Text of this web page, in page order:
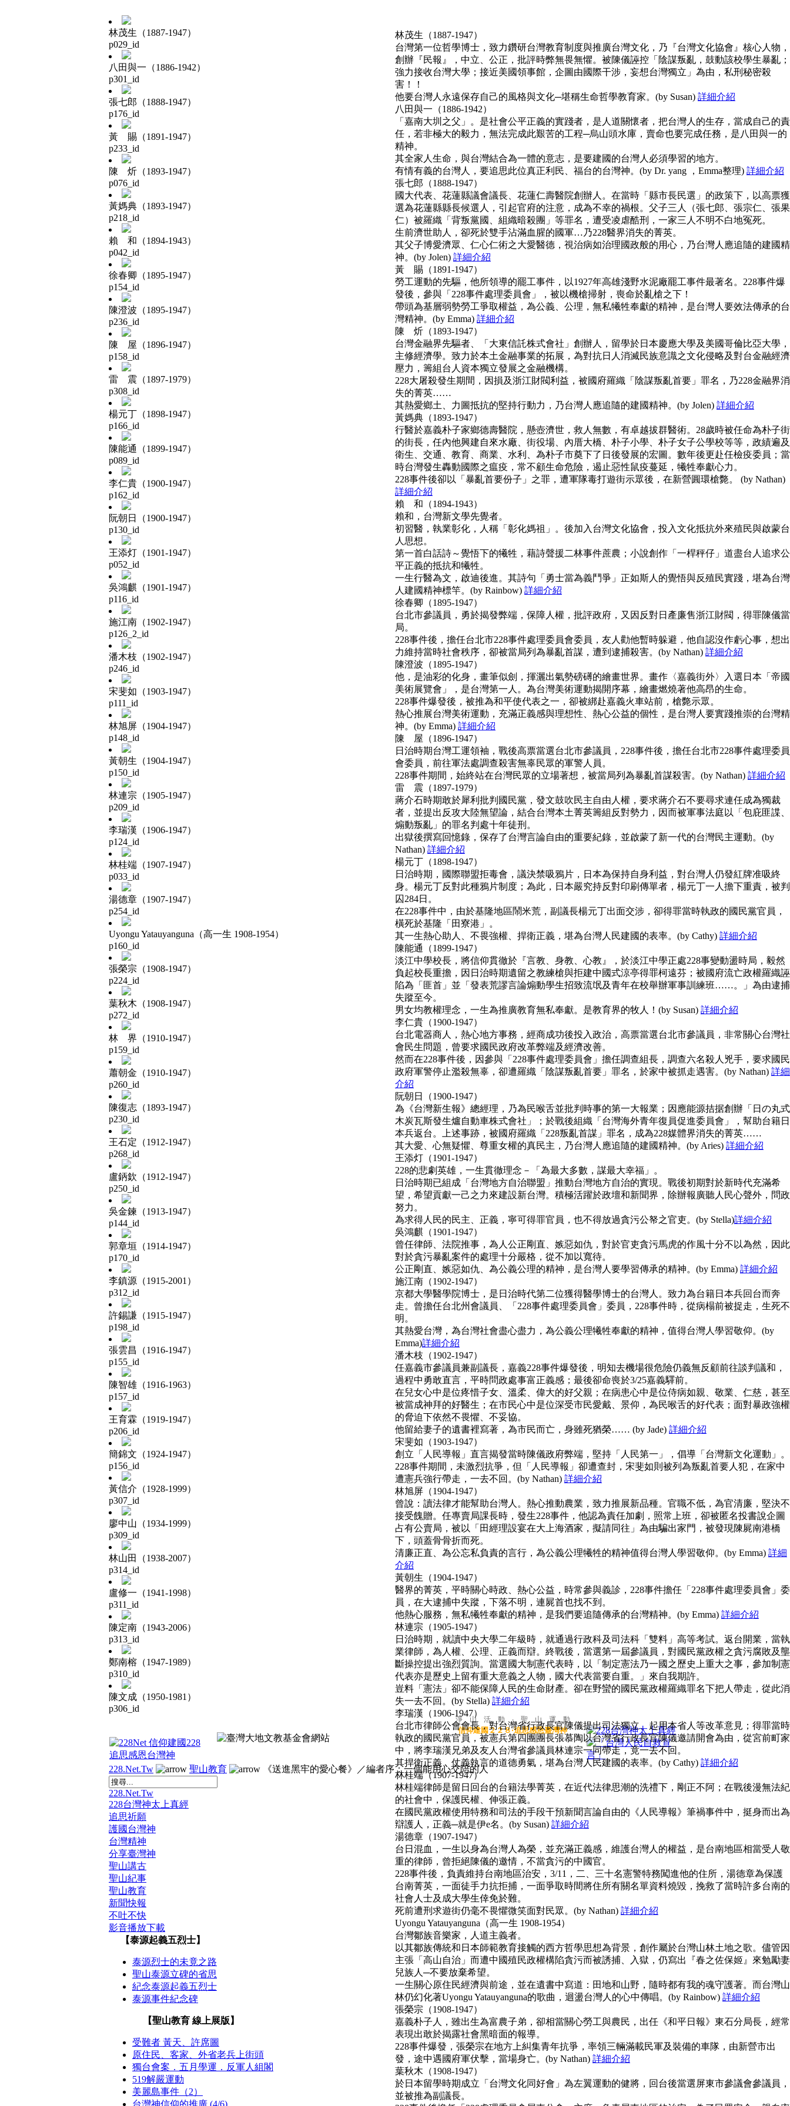
林茂生（1887-1947）
台灣第一位哲學博士，致力鑽研台灣教育制度與推廣台灣文化，乃『台灣文化協會』核心人物，
創辦『民報』，中立、公正，批評時弊無畏無懼。被陳儀誣控「陰謀叛亂，鼓動該校學生暴亂；
強力接收台灣大學；接近美國領事館，企圖由國際干涉，妄想台灣獨立」為由，私刑秘密殺
害！！
他要台灣人永遠保存自己的風格與文化─堪稱生命哲學教育家。(by Susan) 詳細介紹
八田與一（1886-1942）
「嘉南大圳之父」。是社會公平正義的實踐者，是人道關懷者，把台灣人的生存，當成自己的責
任，若非極大的毅力，無法完成此艱苦的工程─烏山頭水庫，賣命也要完成任務，是八田與一的
精神。
其全家人生命，與台灣結合為一體的意志，是要建國的台灣人必須學習的地方。
有情有義的台灣人，要追思此位真正利民、福台的台灣神。(by Dr. yang ，Emma整理) 詳細介紹
張七郎（1888-1947）
國大代表、花蓮縣議會議長、花蓮仁壽醫院創辦人。在當時「縣市長民選」的政策下，以高票獲
選為花蓮縣縣長候選人，引起官府的注意，成為不幸的禍根。父子三人（張七郎、張宗仁、張果
仁）被羅織「背叛黨國、組織暗殺團」等罪名，遭受凌虐酷刑，一家三人不明不白地冤死。
生前濟世助人，卻死於雙手沾滿血腥的國軍…乃228醫界消失的菁英。
其父子博愛濟眾、仁心仁術之大愛醫德，視治病如治理國政般的用心，乃台灣人應追隨的建國精
神。(by Jolen) 詳細介紹
黃 賜（1891-1947）
勞工運動的先驅，他所領導的罷工事件，以1927年高雄淺野水泥廠罷工事件最著名。228事件爆
發後，參與「228事件處理委員會」，被以機槍掃射，喪命於亂槍之下！
帶頭為基層弱勢勞工爭取權益，為公義、公理，無私犧牲奉獻的精神，是台灣人要效法傳承的台
灣精神。(by Emma) 詳細介紹
陳 炘（1893-1947）
台灣金融界先驅者、「大東信託株式會社」創辦人，留學於日本慶應大學及美國哥倫比亞大學，
主修經濟學。致力於本土金融事業的拓展，為對抗日人消滅民族意識之文化侵略及對台金融經濟
壓力，籌組台人資本獨立發展之金融機構。
228大屠殺發生期間，因損及浙江財閥利益，被國府羅織「陰謀叛亂首要」罪名，乃228金融界消
失的菁英……
其熱愛鄉土、力圖抵抗的堅持行動力，乃台灣人應追隨的建國精神。(by Jolen) 詳細介紹
黃媽典（1893-1947）
行醫於嘉義朴子家鄉德壽醫院，懸壺濟世，救人無數，有卓越拔群醫術。28歲時被任命為朴子街
的街長，任內他興建自來水廠、街役場、內厝大橋、朴子小學、朴子女子公學校等等，政績遍及
衛生、交通、教育、商業、水利、為朴子市奠下了日後發展的宏圖。數年後更赴任檢疫委員；當
時台灣發生轟動國際之瘟疫，常不顧生命危險，遏止惡性鼠疫蔓延，犧牲奉獻心力。
228事件後卻以「暴亂首要份子」之罪，遭軍隊毒打遊街示眾後，在新營圓環槍斃。 (by Nathan)
詳細介紹
賴 和（1894-1943）
賴和，台灣新文學先覺者。
初習醫，執業彰化，人稱「彰化媽祖」。後加入台灣文化協會，投入文化抵抗外來殖民與啟蒙台
人思想。
第一首白話詩～覺悟下的犧牲，藉詩聲援二林事件蔗農；小說創作「一桿秤仔」道盡台人追求公
平正義的抵抗和犧牲。
一生行醫為文，啟迪後進。其詩句「勇士當為義鬥爭」正如斯人的覺悟與反殖民實踐，堪為台灣
人建國精神標竿。(by Rainbow) 詳細介紹
徐春卿（1895-1947）
台北市參議員，勇於揭發弊端，保障人權，批評政府，又因反對日產廉售浙江財閥，得罪陳儀當
局。
228事件後，擔任台北市228事件處理委員會委員，友人勸他暫時躲避，他自認沒作虧心事，想出
力維持當時社會秩序，卻被當局列為暴亂首謀，遭到逮捕殺害。(by Nathan) 詳細介紹
陳澄波（1895-1947）
他，是油彩的化身，畫筆似劍，揮灑出氣勢磅礡的繪畫世界。畫作〈嘉義街外〉入選日本「帝國
美術展覽會」，是台灣第一人。為台灣美術運動揭開序幕，繪畫燃燒著他高昂的生命。
228事件爆發後，被推為和平使代表之一，卻被綁赴嘉義火車站前，槍斃示眾。
熱心推展台灣美術運動，充滿正義感與理想性、熱心公益的個性，是台灣人要實踐推崇的台灣精
神。(by Emma) 詳細介紹
陳 屋（1896-1947）
日治時期台灣工運領袖，戰後高票當選台北市參議員，228事件後，擔任台北市228事件處理委員
會委員，前往軍法處調查殺害無辜民眾的軍警人員。
228事件期間，始終站在台灣民眾的立場著想，被當局列為暴亂首謀殺害。(by Nathan) 詳細介紹
雷 震（1897-1979）
蔣介石時期敢於犀利批判國民黨，發文鼓吹民主自由人權，要求蔣介石不要尋求連任成為獨裁
者，並提出反攻大陸無望論，結合台灣本土菁英籌組反對勢力，因而被軍事法庭以「包庇匪諜、
煽動叛亂」的罪名判處十年徒刑。
出獄後撰寫回憶錄，保存了台灣言論自由的重要紀錄，並啟蒙了新一代的台灣民主運動。(by
Nathan) 詳細介紹
楊元丁（1898-1947）
日治時期，國際聯盟拒毒會，議決禁吸鴉片，日本為保持自身利益，對台灣人仍發紅牌准吸終
身。楊元丁反對此種鴉片制度；為此，日本嚴究持反對印刷傳單者，楊元丁一人擔下重責，被判
囚284日。
在228事件中，由於基隆地區鬧米荒，副議長楊元丁出面交涉，卻得罪當時執政的國民黨官員，
橫死於基隆「田寮港」。
其一生熱心助人、不畏強權、捍衛正義，堪為台灣人民建國的表率。(by Cathy) 詳細介紹
陳能通（1899-1947）
淡江中學校長，將信仰貫徹於『言教、身教、心教』，於淡江中學正處228事變動盪時局，毅然
負起校長重擔，因日治時期遺留之教練槍與拒建中國式涼亭得罪柯遠芬；被國府流亡政權羅織誣
陷為「匪首」並「發表荒謬言論煽動學生招致流氓及青年在校舉辦軍事訓練班……。」為由逮捕
失蹤至今。
男女均教權理念，一生為推廣教育無私奉獻。是教育界的牧人！(by Susan) 詳細介紹
李仁貴（1900-1947）
台北電器商人，熱心地方事務，經商成功後投入政治，高票當選台北市參議員，非常關心台灣社
會民生問題，曾要求國民政府改革弊端及經濟改善。
然而在228事件後，因參與「228事件處理委員會」擔任調查組長，調查六名殺人兇手，要求國民
政府軍警停止濫殺無辜，卻遭羅織「陰謀叛亂首要」罪名，於家中被抓走遇害。(by Nathan) 詳細
介紹
阮朝日（1900-1947）
為《台灣新生報》總經理，乃為民喉舌並批判時事的第一大報業；因應能源拮据創辦「日の丸式
木炭瓦斯發生爐自動車株式會社」；於戰後組織「台灣海外青年復員促進委員會」，幫助台籍日
本兵返台。上述事跡，被國府羅織「228叛亂首謀」罪名，成為228媒體界消失的菁英……
其大愛、心無疑懼、尊重女權的真民主，乃台灣人應追隨的建國精神。(by Aries) 詳細介紹
王添灯（1901-1947）
228的悲劇英雄，一生貫徹理念－「為最大多數，謀最大幸福」。
日治時期已組成「台灣地方自治聯盟」推動台灣地方自治的實現。戰後初期對於新時代充滿希
望，希望貢獻一己之力來建設新台灣。積極活躍於政壇和新聞界，除辦報廣聽人民心聲外，問政
努力。
為求得人民的民主、正義，寧可得罪官員，也不得放過貪污公帑之官吏。(by Stella)詳細介紹
吳鴻麒（1901-1947）
曾任律師、法院推事，為人公正剛直、嫉惡如仇，對於官吏貪污馬虎的作風十分不以為然，因此
對於貪污暴亂案件的處理十分嚴格，從不加以寬待。
公正剛直、嫉惡如仇、為公義公理的精神，是台灣人要學習傳承的精神。(by Emma) 詳細介紹
施江南（1902-1947）
京都大學醫學院博士，是日治時代第二位獲得醫學博士的台灣人。致力為台籍日本兵回台而奔
走。曾擔任台北州會議員、「228事件處理委員會」委員，228事件時，從病榻前被捉走，生死不
明。
其熱愛台灣，為台灣社會盡心盡力，為公義公理犧牲奉獻的精神，值得台灣人學習敬仰。(by
Emma)詳細介紹
潘木枝（1902-1947）
任嘉義市參議員兼副議長，嘉義228事件爆發後，明知去機場很危險仍義無反顧前往談判議和，
過程中勇敢直言，平時問政處事富正義感；最後卻命喪於3/25嘉義驛前。
在兒女心中是位疼惜子女、溫柔、偉大的好父親；在病患心中是位侍病如親、敬業、仁慈，甚至
被當成神拜的好醫生；在市民心中是位深受市民愛戴、景仰，為民喉舌的好代表；面對暴政強權
的脅迫下依然不畏懼、不妥協。
他留給妻子的遺書裡寫著，為市民而亡，身雖死猶榮…… (by Jade) 詳細介紹
宋斐如（1903-1947）
創立「人民導報」直言揭發當時陳儀政府弊端，堅持「人民第一」，倡導「台灣新文化運動」。
228事件期間，未激烈抗爭，但「人民導報」卻遭查封，宋斐如則被列為叛亂首要人犯，在家中
遭憲兵強行帶走，一去不回。(by Nathan) 詳細介紹
林旭屏（1904-1947）
曾說：讀法律才能幫助台灣人。熱心推動農業，致力推展新品種。官職不低，為官清廉，堅決不
接受餽贈。任專賣局課長時，發生228事件，他認為責任加劇，照常上班，卻被匿名投書說企圖
占有公賣局，被以「田經理設宴在大上海酒家，擬請同往」為由騙出家門，被發現陳屍南港橋
下，頭蓋骨骨折而死。
清廉正直、為公忘私負責的言行，為公義公理犧牲的精神值得台灣人學習敬仰。(by Emma) 詳細
介紹
黃朝生（1904-1947）
醫界的菁英，平時關心時政、熱心公益，時常參與義診，228事件擔任「228事件處理委員會」委
員，在大逮捕中失蹤，下落不明，連屍首也找不到。
他熱心服務，無私犧牲奉獻的精神，是我們要追隨傳承的台灣精神。(by Emma) 詳細介紹
林連宗（1905-1947）
日治時期，就讀中央大學二年級時，就通過行政科及司法科「雙料」高等考試。返台開業，當執
業律師，為人權、公理、正義而辯。終戰後，當選第一屆參議員，對國民黨政權之貪污腐敗及壟
斷操控提出強烈質詢。當選國大制憲代表時，以「制定憲法乃一國之歷史上重大之事，參加制憲
代表亦是歷史上留有重大意義之人物，國大代表當要自重。」來自我期許。
豈料「憲法」卻不能保障人民的生命財產。卻在野蠻的國民黨政權羅織罪名下把人帶走，從此消
失一去不回。(by Stella) 詳細介紹
李瑞漢（1906-1947）
台北市律師公會會長，對台灣省行政長官陳儀提出司法獨立、起用本省人等改革意見；得罪當時
執政的國民黨官員，被憲兵第四團團長張慕陶以台灣省行政長官陳儀邀請開會為由，從宮前町家
中，將李瑞漢兄弟及友人台灣省參議員林連宗一同帶走，竟一去不回。
其捍衛正義、仗義執言的道德勇氣，堪為台灣人民建國的表率。(by Cathy) 詳細介紹
林桂端（1907-1947）
林桂端律師是留日回台的台籍法學菁英，在近代法律思潮的洗禮下，剛正不阿；在戰後漫無法紀
的社會中，保護民權、伸張正義。
在國民黨政權使用特務和司法的手段干預新聞言論自由的《人民導報》筆禍事件中，挺身而出為
辯護人，正義─就是伊e名。(by Susan) 詳細介紹
湯德章（1907-1947）
台日混血，一生以身為台灣人為榮，並充滿正義感，維護台灣人的權益，是台南地區相當受人敬
重的律師，曾拒絕陳儀的邀情，不當貪污的中國官。
228事件後，負責維持台南地區治安，3/11，二、三十名憲警特務闖進他的住所，湯德章為保護
台南菁英，一面徒手力抗拒捕，一面爭取時間將住所有關名單資料燒毀，挽救了當時許多台南的
社會人士及成大學生倖免於難。
死前遭刑求遊街仍毫不畏懼微笑面對民眾。(by Nathan) 詳細介紹
Uyongu Yatauyanguna（高一生 1908-1954）
台灣鄒族音樂家，人道主義者。
以其鄒族傳統和日本師範教育接觸的西方哲學思想為背景，創作屬於台灣山林土地之歌。儘管因
主張「高山自治」而遭中國殖民政權構陷貪污而被誘捕、入獄，仍寫出『春之佐保姬』來勉勵妻
兒族人─不要放棄希望。
一生關心原住民經濟與前途，並在遺書中寫道：田地和山野，隨時都有我的魂守護著。而台灣山
林仍幻化著Uyongu Yatauyanguna的歌曲，迴盪台灣人的心中傳唱。(by Rainbow) 詳細介紹
張榮宗（1908-1947）
嘉義朴子人，雖出生為富農子弟，卻相當關心勞工與農民，出任《和平日報》東石分局長，經常
表現出敢於揭露社會黑暗面的報導。
228事件爆發，張榮宗在地方上糾集青年抗爭，率領三輛滿載民軍及裝備的車隊，由新營市出
發，途中遇國府軍伏擊，當場身亡。(by Nathan) 詳細介紹
葉秋木（1908-1947）
於日本留學時期成立「台灣文化同好會」為左翼運動的健將，回台後當選屏東市參議會參議員，
並被推為副議長。
林茂生（1887-1947）
p029_id
八田與一（1886-1942）
p301_id
張七郎（1888-1947）
p176_id
黃 賜（1891-1947）
p233_id
陳 炘（1893-1947）
p076_id
黃媽典（1893-1947）
p218_id
賴 和（1894-1943）
p042_id
徐春卿（1895-1947）
p154_id
陳澄波（1895-1947）
p236_id
陳 屋（1896-1947）
p158_id
雷 震（1897-1979）
p308_id
楊元丁（1898-1947）
p166_id
陳能通（1899-1947）
p089_id
李仁貴（1900-1947）
p162_id
阮朝日（1900-1947）
p130_id
王添灯（1901-1947）
p052_id
吳鴻麒（1901-1947）
p116_id
施江南（1902-1947）
p126_2_id
潘木枝（1902-1947）
p246_id
宋斐如（1903-1947）
p111_id
林旭屏（1904-1947）
p148_id
黃朝生（1904-1947）
p150_id
林連宗（1905-1947）
p209_id
李瑞漢（1906-1947）
p124_id
林桂端（1907-1947）
p033_id
湯德章（1907-1947）
p254_id
Uyongu Yatauyanguna（高一生 1908-1954）
p160_id
張榮宗（1908-1947）
p224_id
葉秋木（1908-1947）
p272_id
林 界（1910-1947）
p159_id
蕭朝金（1910-1947）
p260_id
陳復志（1893-1947）
p230_id
王石定（1912-1947）
p268_id
盧鈵欽（1912-1947）
p250_id
吳金鍊（1913-1947）
p144_id
郭章垣（1914-1947）
p170_id
李鎮源（1915-2001）
p312_id
許錫謙（1915-1947）
p198_id
張雲昌（1916-1947）
p155_id
陳智雄（1916-1963）
p157_id
王育霖（1919-1947）
p206_id
簡錦文（1924-1947）
p156_id
黃信介（1928-1999）
p307_id
廖中山（1934-1999）
p309_id
林山田（1938-2007）
p314_id
盧修一（1941-1998）
p311_id
陳定南（1943-2006）
p313_id
鄭南榕（1947-1989）
p310_id
陳文成（1950-1981）
p306_id
淨 山 活 動 ‧ 聖 山 運 動
信仰建國２２８‧追思感恩臺灣神
228.Net.Tw 聖山教育 《送進黑牢的愛心餐》／編者序：一個能用心交陪的人
228.Net.Tw
228台灣神太上真經
追思祈願
護國台灣神
台灣精神
分享臺灣神
聖山講古
聖山紀事
聖山教育
新聞快報
不吐不快
影音播放下載
【泰源起義五烈士】
泰源烈士的未竟之路
聖山泰源立碑的省思
紀念泰源起義五烈士
泰源事件紀念碑
【聖山教育 線上展版】
受難者 黃天、許席圖
原住民、客家、外省老兵上街頭
獨台會案．五月學運．反軍人組閣
519解嚴運動
美麗島事件（2）
台灣神信仰的推廣 (4/6)